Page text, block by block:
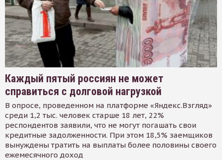
Каждый пятый россиян не может
справиться с долговой нагрузкой
В опросе, проведенном на платформе «Яндекс.Взгляд»
среди 1,2 тыс. человек старше 18 лет, 22%
респондентов заявили, что не могут погашать свои
кредитные задолженности. При этом 18,5% заемщиков
вынуждены тратить на выплаты более половины своего
ежемесячного доход